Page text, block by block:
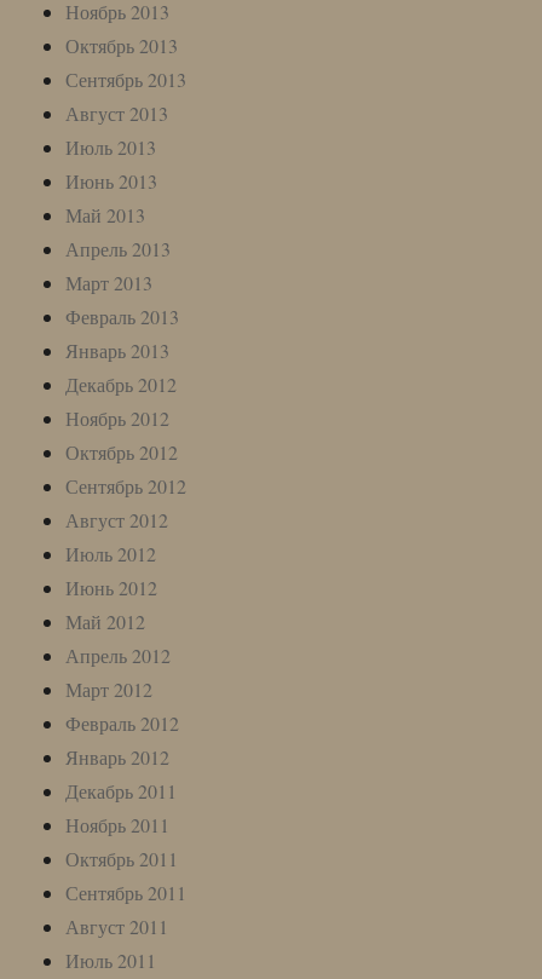
Ноябрь 2013
Октябрь 2013
Сентябрь 2013
Август 2013
Июль 2013
Июнь 2013
Май 2013
Апрель 2013
Март 2013
Февраль 2013
Январь 2013
Декабрь 2012
Ноябрь 2012
Октябрь 2012
Сентябрь 2012
Август 2012
Июль 2012
Июнь 2012
Май 2012
Апрель 2012
Март 2012
Февраль 2012
Январь 2012
Декабрь 2011
Ноябрь 2011
Октябрь 2011
Сентябрь 2011
Август 2011
Июль 2011